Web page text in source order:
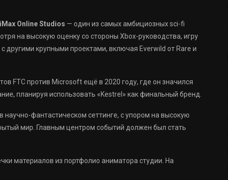
Online Studios — один из самых амбициозных sci-fi
на высокую оценку со стороны Xbox-руководства, игру
другими крупными проектами, включая Everwild от Rare и
FTC против Microsoft ещё в 2020 году, где он значился
планируя использовать «Kestrel» как финальный бренд.
научно-фантастическом сеттинге, с упором на высокую
мир. Главным центром событий должен был стать
материалов из портфолио аниматора студии. На